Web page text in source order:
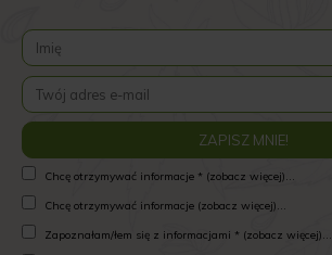
Chcę otrzymywać informacje * (zobacz więcej)...
Chcę otrzymywać informacje (zobacz więcej)...
Zapoznałam/łem się z informacjami * (zobacz więcej)...